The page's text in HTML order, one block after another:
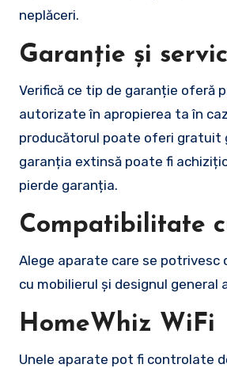
neplăceri.
Garanție și
Verifică ce tip de garanție oferă
autorizate în apropierea ta în
producătorul poate oferi gratuit
garanția extinsă poate fi
pierde garanția.
Compatibilitate
Alege aparate care se potrivesc
cu mobilierul și designul general
HomeWhiz WiFi
Unele aparate pot fi controlate